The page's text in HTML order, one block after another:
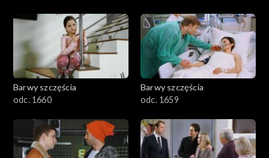
Barwy szczęścia
odc. 1660
Barwy szczęścia
odc. 1659